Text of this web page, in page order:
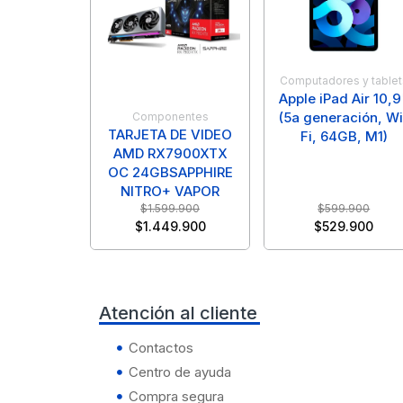
Motorola
Realme
Samsung
Xiaomi
ZTE
Aorus
Asus
Dell
Lenovo
Msi
Gamer
Asus
Dell
Hp
Msi
Secadoras
ROJEM
TOSHIBA
Xiaomi
Garmin
Huawei
Infinix
Kieslect
Xiaomi
Componentes
TARJETA DE VIDEO
AMD RX7900XTX
OC 24GBSAPPHIRE
NITRO+ VAPOR
$1.599.900
$1.449.900
Computadores y
Apple iPad Air
(5a generación,
Fi, 64GB, M1)
$599.900
$529.900
Atención al cliente
Contactos
Centro de ayuda
Compra segura